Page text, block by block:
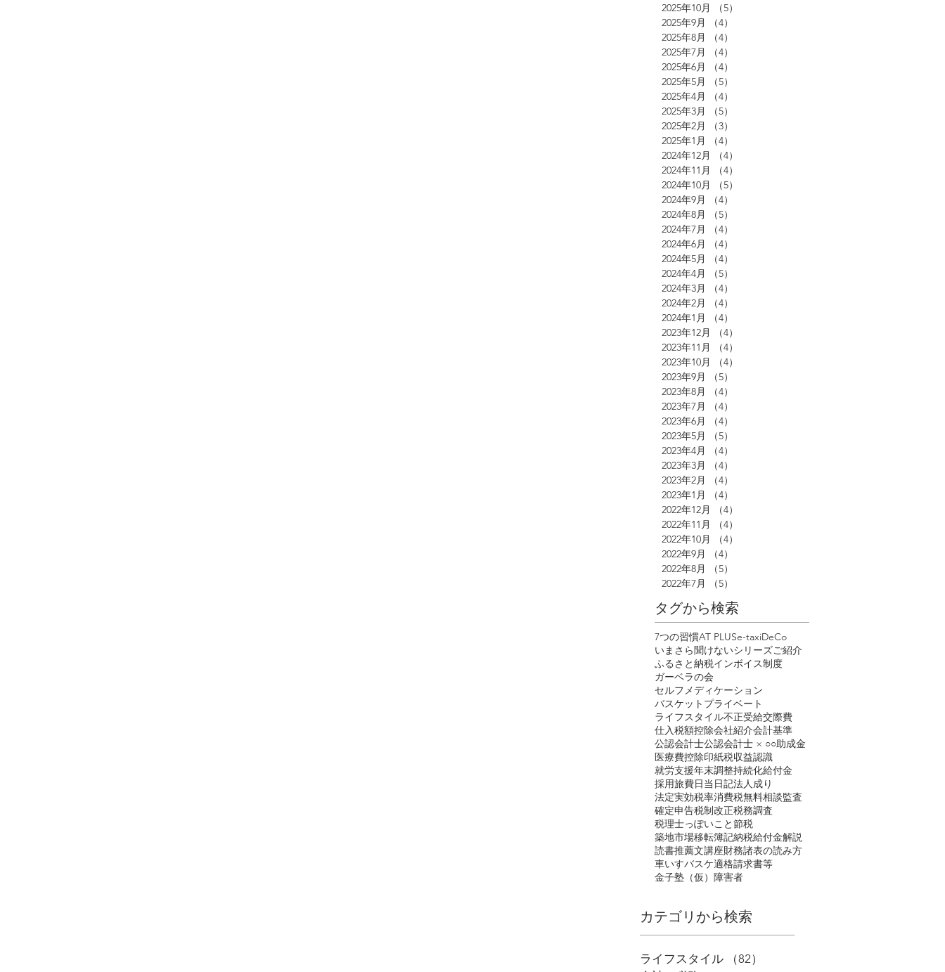
2025年10月
（5）
2025年9月
（4）
2025年8月
（4）
2025年7月
（4）
2025年6月
（4）
2025年5月
（5）
2025年4月
（4）
2025年3月
（5）
2025年2月
（3）
2025年1月
（4）
2024年12月
（4）
2024年11月
（4）
2024年10月
（5）
2024年9月
（4）
2024年8月
（5）
2024年7月
（4）
2024年6月
（4）
2024年5月
（4）
2024年4月
（5）
2024年3月
（4）
2024年2月
（4）
2024年1月
（4）
2023年12月
（4）
2023年11月
（4）
2023年10月
（4）
2023年9月
（5）
2023年8月
（4）
2023年7月
（4）
2023年6月
（4）
2023年5月
（5）
2023年4月
（4）
2023年3月
（4）
2023年2月
（4）
2023年1月
（4）
2022年12月
（4）
2022年11月
（4）
2022年10月
（4）
2022年9月
（4）
2022年8月
（5）
2022年7月
（5）
タグから検索
7つの習慣AT PLUSe-taxiDeCo
いまさら聞けないシリーズご紹介
ふるさと納税インボイス制度
ガーベラの会
セルフメディケーション
バスケット プライベート
ライフスタイル不正受給交際費
仕入税額控除会社紹介会計基準
公認会計士公認会計士 × ○○助成金
医療費控除印紙税収益認識
就労支援年末調整持続化給付金
採用旅費日当 日記法人成り
法定実効税率消費税無料相談監査
確定申告税制改正税務調査
税理士っぽいこと節税
築地市場移転簿記納税給付金解説
読書推薦文講座財務諸表の読み方
車いすバスケ適格請求書等
金子塾（仮） 障害者
​カテゴリから検索
ライフスタイル （82）